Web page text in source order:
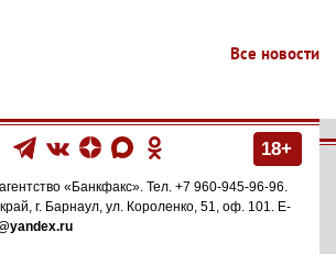
Все новости
18+
«Банкфакс» . Тел. +7 960-945-96-96
г. Барнаул ул. Короленко, 51, оф. 101
. E-